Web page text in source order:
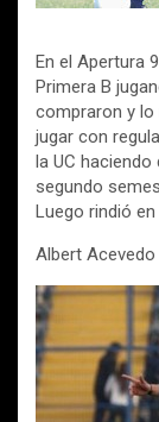
En el Apertura
Primera B
compraron y lo
jugar con
la UC
segundo
Luego rindió
Albert Acevedo